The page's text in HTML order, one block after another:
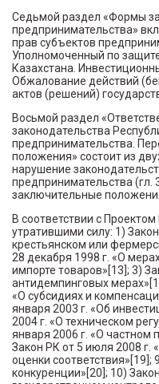
Седьмой раздел «Формы
предпринимательства»
прав субъектов
Уполномоченный по
Казахстана.
Обжалование действий
актов (решений)
Восьмой раздел
законодательства
предпринимательства.
положения» состоит из
нарушение
предпринимательства (гл.
заключительные
В соответствии с
утратившими силу: 1)
крестьянском или
28 декабря 1998 г. «О
импорте товаров»[13]; 3)
антидемпинговых
«О субсидиях и
января 2003 г. «Об
2004 г. «О техническом
января 2006 г. «О частном
Закон РК от 5 июля 2008 г.
оценки соответствия»[19];
конкуренции»[20]; 10)